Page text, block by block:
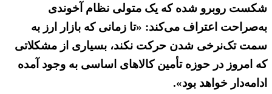
شکست روبرو شده که یک متولی نظام آخوندی
به‌صراحت اعتراف می‌کند: «تا زمانی که بازار ارز به
سمت تک‌نرخی شدن حرکت نکند، بسیاری از مشکلاتی
که امروز در حوزه تأمین کالاهای اساسی به وجود آمده
ادامه‌دار خواهد بود».